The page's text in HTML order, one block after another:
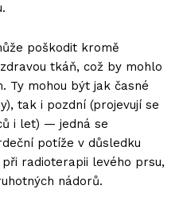
poškodit kromě
tkáň, což by mohlo
Ty mohou být jak časné
tak i pozdní (projevují se
i let) — jedná se
potíže v důsledku
radioterapii levého prsu,
nádorů.